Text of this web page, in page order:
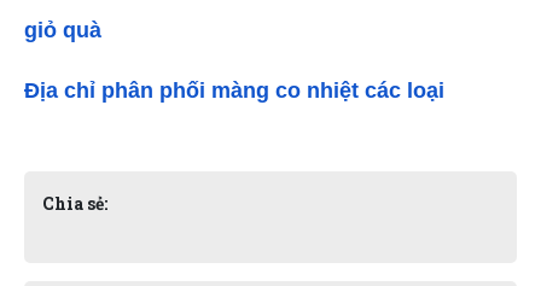
giỏ quà
Địa chỉ phân phối màng co nhiệt các loại
Chia sẻ: